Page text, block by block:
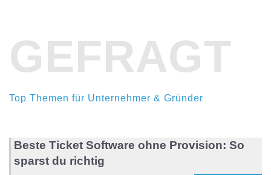
GEFRAGT
Top Themen für Unternehmer & Gründer
Beste Ticket Software ohne Provision: So
sparst du richtig